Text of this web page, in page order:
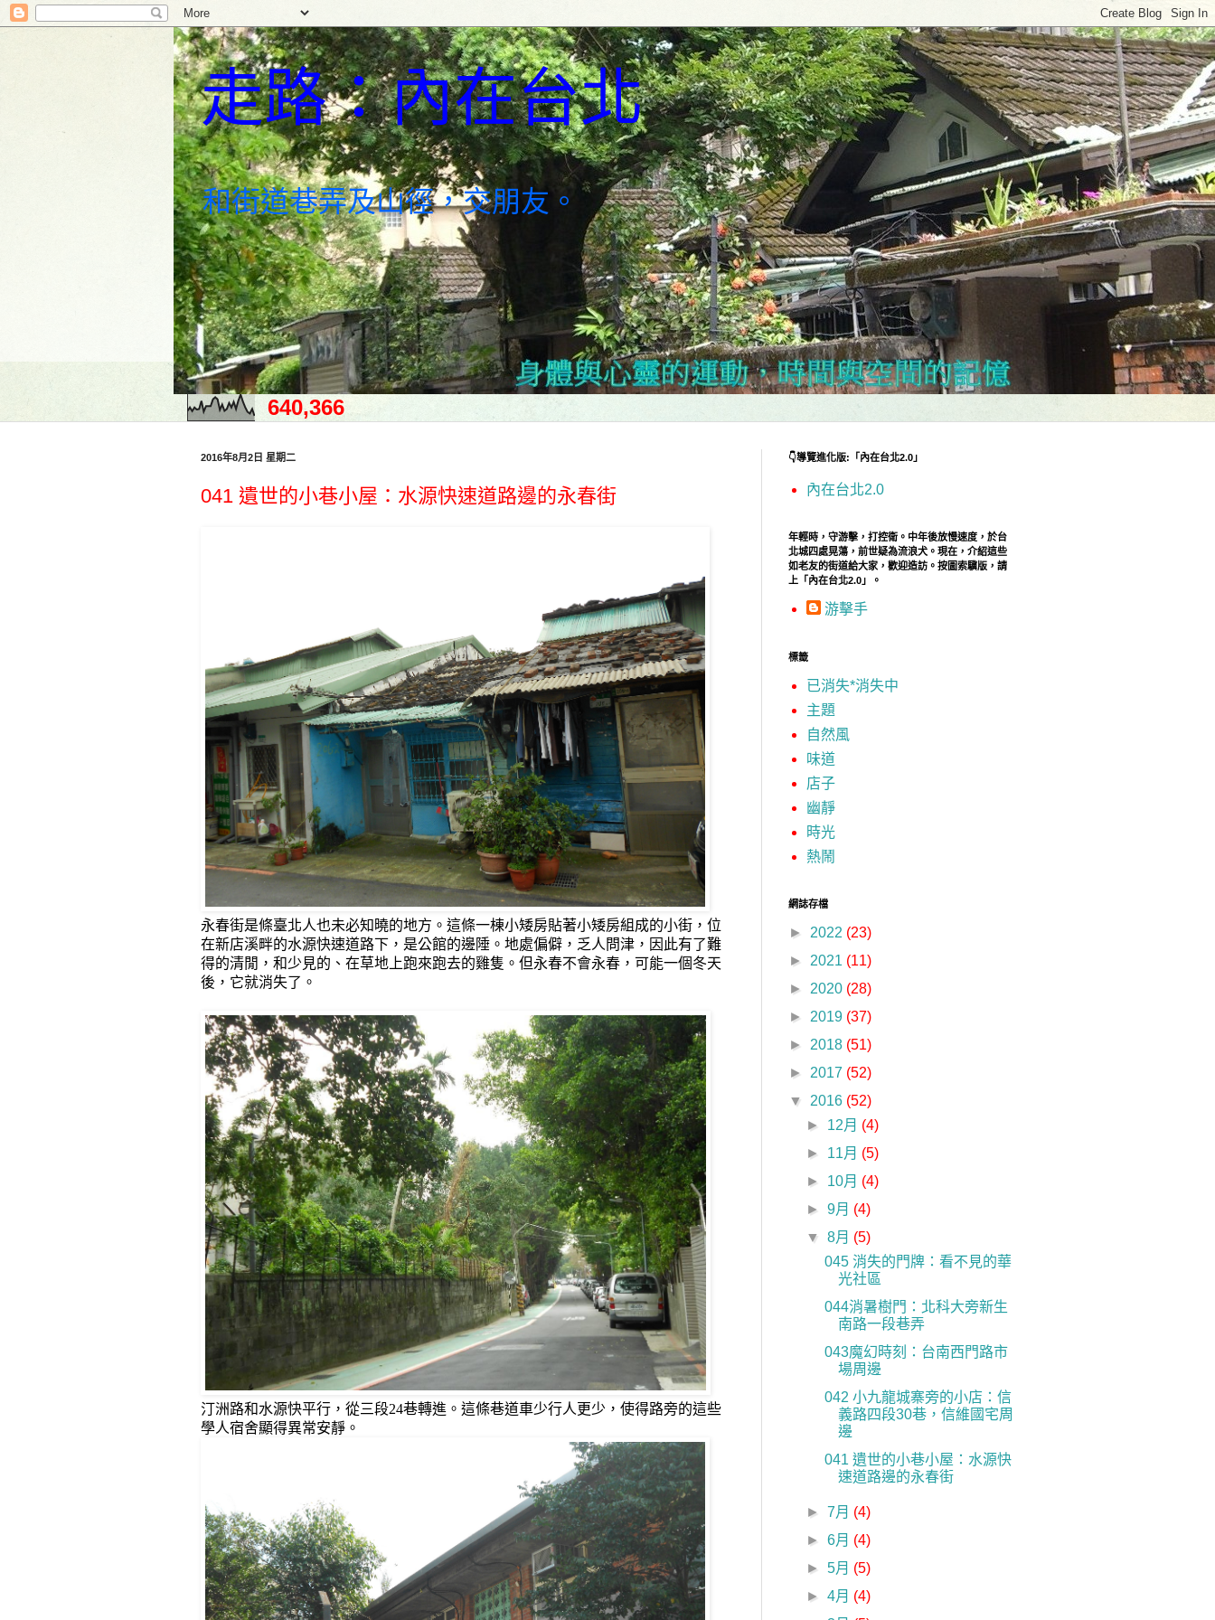
走路：內在台北
和街道巷弄及山徑，交朋友。
640,366
2016年8月2日 星期二
041 遺世的小巷小屋：水源快速道路邊的永春街
永春街是條臺北人也未必知曉的地方。這條一棟小矮房貼著小矮房組成的小街，位
在新店溪畔的水源快速道路下，是公館的邊陲。地處偏僻，乏人問津，因此有了難
得的清閒，和少見的、在草地上跑來跑去的雞隻。但永春不會永春，可能一個冬天
後，它就消失了。
汀洲路和水源快平行，從三段24巷轉進。這條巷道車少行人更少，使得路旁的這些
學人宿舍顯得異常安靜。
👇導覽進化版:「內在台北2.0」
內在台北2.0
年輕時，守游擊，打控衛。中年後放慢速度，於台
北城四處晃蕩，前世疑為流浪犬。現在，介紹這些
如老友的街道給大家，歡迎造訪。按圖索驥版，請
上「內在台北2.0」。
游擊手
標籤
已消失*消失中
主題
自然風
味道
店子
幽靜
時光
熱鬧
網誌存檔
► 2022 (23)
► 2021 (11)
► 2020 (28)
► 2019 (37)
► 2018 (51)
► 2017 (52)
▼ 2016 (52)
► 12月 (4)
► 11月 (5)
► 10月 (4)
►9月 (4)
▼8月 (5)
045 消失的門牌：看不見的華
光社區
044消暑樹門：北科大旁新生
南路一段巷弄
043魔幻時刻：台南西門路市
場周邊
042 小九龍城寨旁的小店：信
義路四段30巷，信維國宅周
邊
041 遺世的小巷小屋：水源快
速道路邊的永春街
►7月 (4)
►6月 (4)
►5月 (5)
►4月 (4)